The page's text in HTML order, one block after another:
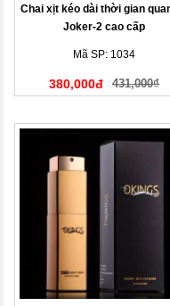
Chai xịt kéo dài thời gian
Joker-2 cao cấp
Mã SP: 1034
380,000đ 431,000₫